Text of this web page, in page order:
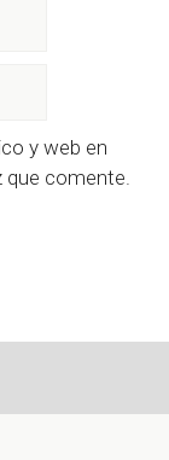
y web en
que comente.